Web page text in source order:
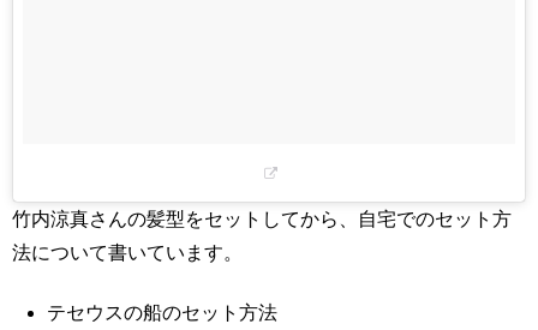
竹内涼真さんの髪型をセットしてから、自宅でのセット方
法について書いています。
テセウスの船のセット方法